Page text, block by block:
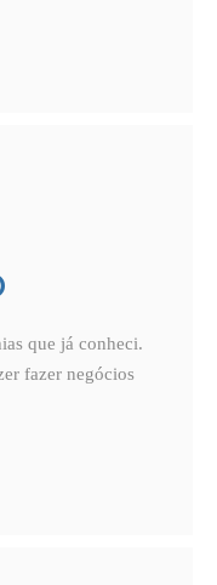
que já conheci.
fazer negócios